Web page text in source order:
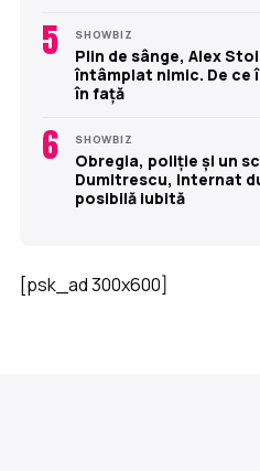
5 SHOWBIZ
Plin de sânge, Alex
întâmplat nimic. De ce
în față
6 SHOWBIZ
Obregia, poliție și un
Dumitrescu, internat
posibilă iubită
[psk_ad 300x600]